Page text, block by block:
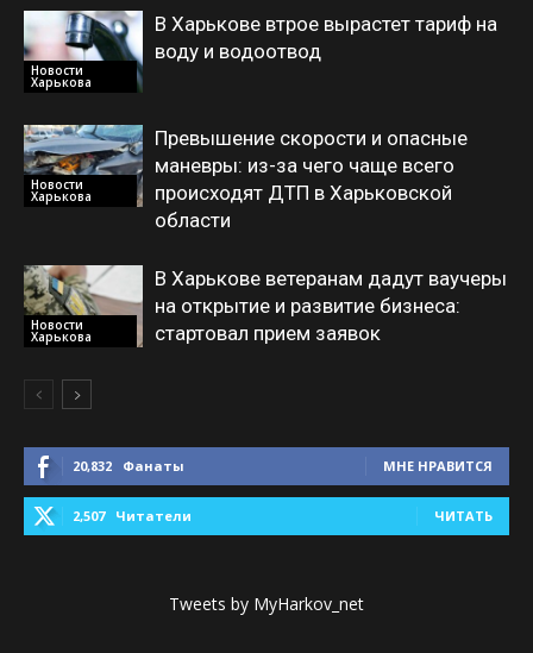
Новости
Харькова
В Харькове втрое вырастет тариф на
воду и водоотвод
Новости
Харькова
Превышение скорости и опасные
маневры: из-за чего чаще всего
происходят ДТП в Харьковской
области
Новости
Харькова
В Харькове ветеранам дадут ваучеры
на открытие и развитие бизнеса:
стартовал прием заявок
20,832 Фанаты МНЕ НРАВИТСЯ
2,507 Читатели ЧИТАТЬ
Tweets by MyHarkov_net